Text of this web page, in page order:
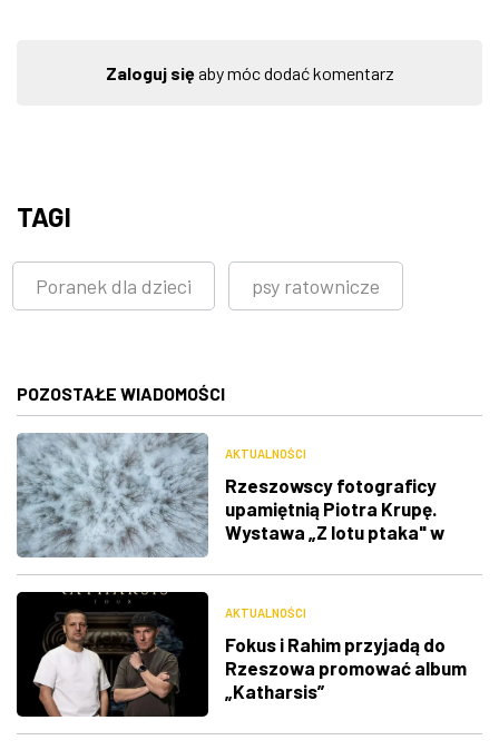
Zaloguj sięaby móc dodać komentarz
TAGI
Poranek dla dzieci psy ratownicze
POZOSTAŁE WIADOMOŚCI
AKTUALNOŚCI
Rzeszowscy fotograficy
upamiętnią Piotra Krupę.
Wystawa „Z lotu ptaka" w
AKTUALNOŚCI
Fokus i Rahim przyjadą do
Rzeszowa promować album
„Katharsis”